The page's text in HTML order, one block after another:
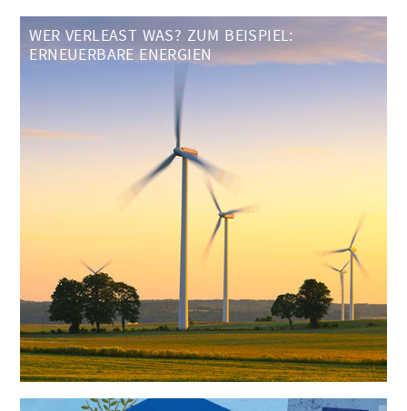
WER VERLEAST WAS? ZUM BEISPIEL:
ERNEUERBARE ENERGIEN